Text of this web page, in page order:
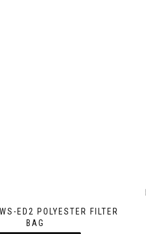
ED2 POLYESTER FILTER
BAG